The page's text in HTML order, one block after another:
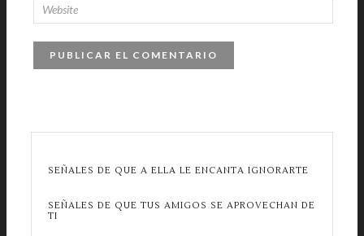
SEÑALES DE QUE A ELLA LE ENCANTA IGNORARTE
SEÑALES DE QUE TUS AMIGOS SE APROVECHAN DE
TI